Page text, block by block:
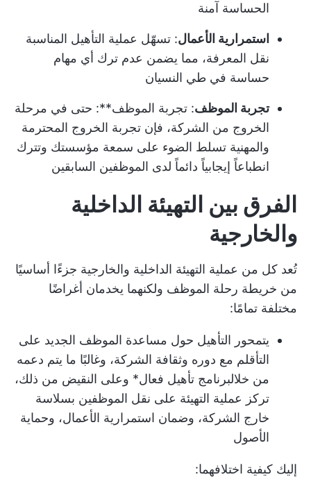
الحساسة آمنة
استمرارية الأعمال: تسهّل عملية التأهيل المناسبة
نقل المعرفة، مما يضمن عدم ترك أي مهام
حساسة في طي النسيان
تجربة الموظف: تجربة الموظف**: حتى في مرحلة
الخروج من الشركة، فإن تجربة الخروج المحترمة
والمهنية تسلط الضوء على سمعة مؤسستك وتترك
انطباعاً إيجابياً دائماً لدى الموظفين السابقين
الفرق بين التهيئة الداخلية
والخارجية
تُعد كل من عملية التهيئة الداخلية والخارجية جزءًا أساسيًا
من خريطة رحلة الموظف ولكنهما يخدمان أغراضًا
مختلفة تمامًا:
يتمحور التأهيل حول مساعدة الموظف الجديد على
التأقلم مع دوره وثقافة الشركة، وغالبًا ما يتم دعمه
من خلالبرنامج تأهيل فعال* وعلى النقيض من ذلك،
تركز عملية التهيئة على نقل الموظفين بسلاسة
خارج الشركة، وضمان استمرارية الأعمال، وحماية
الأصول
إليك كيفية اختلافهما: